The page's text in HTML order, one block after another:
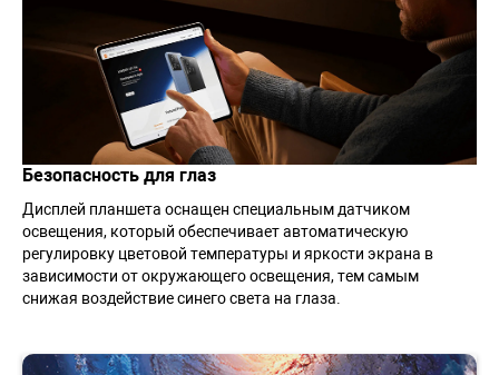
Безопасность для глаз
Дисплей планшета оснащен специальным датчиком
освещения, который обеспечивает автоматическую
регулировку цветовой температуры и яркости экрана в
зависимости от окружающего освещения, тем самым
снижая воздействие синего света на глаза.